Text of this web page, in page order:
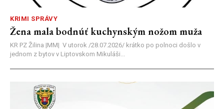
KRIMI SPRÁVY
Žena mala bodnúť kuchynským nožom muža
KR PZ Žilina |MM| V utorok /28.07.2026/ krátko po polnoci došlo v
jednom z bytov v Liptovskom Mikuláši...